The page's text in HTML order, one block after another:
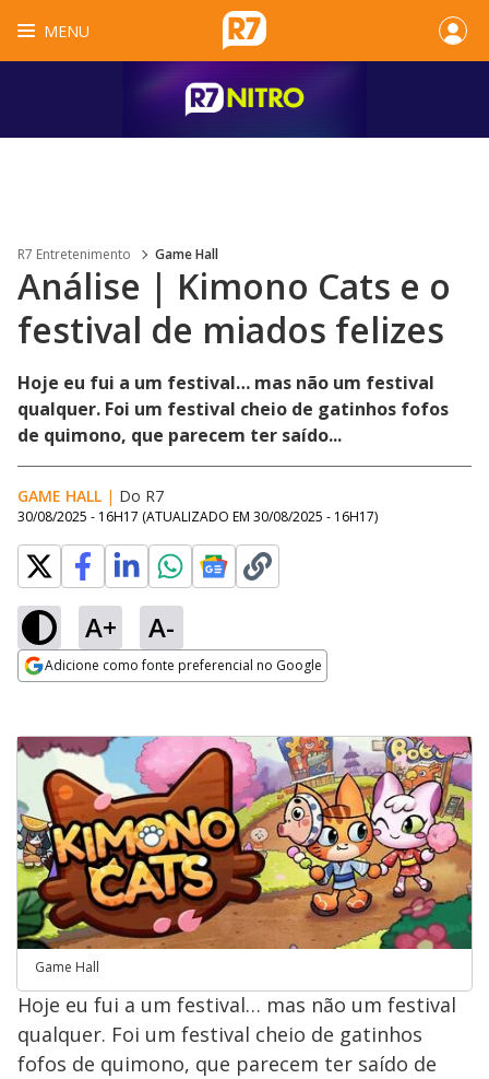
MENU
R7 Entretenimento Game Hall
Análise | Kimono Cats e o
festival de miados felizes
Hoje eu fui a um festival… mas não um festival
qualquer. Foi um festival cheio de gatinhos fofos
de quimono, que parecem ter saído...
GAME HALL | Do R7
30/08/2025 - 16H17 (ATUALIZADO EM 30/08/2025 - 16H17)
A+ A-
Adicione como fonte preferencial no Google
Game Hall
Hoje eu fui a um festival… mas não um festival
qualquer. Foi um festival cheio de gatinhos
fofos de quimono, que parecem ter saído de